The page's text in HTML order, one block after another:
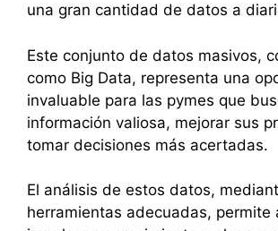
una gran cantidad de datos a
Este conjunto de datos masivos,
como Big Data, representa una
invaluable para las pymes que
información valiosa, mejorar sus
tomar decisiones más acertadas.
El análisis de estos datos,
herramientas adecuadas, permite